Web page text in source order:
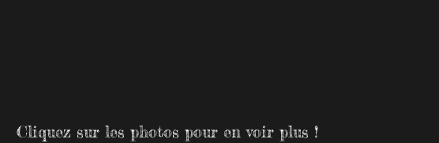
Cliquez sur les photos pour en voir plus !